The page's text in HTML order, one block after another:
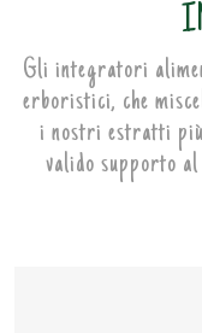
Gli integratori
erboristici, che
i nostri estratti
valido supporto